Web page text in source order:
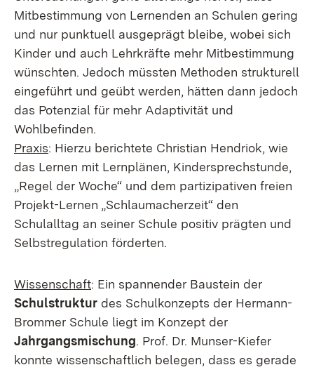
Mitbestimmung von Lernenden an Schulen gering
und nur punktuell ausgeprägt bleibe, wobei sich
Kinder und auch Lehrkräfte mehr Mitbestimmung
wünschten. Jedoch müssten Methoden strukturell
eingeführt und geübt werden, hätten dann jedoch
das Potenzial für mehr Adaptivität und
Wohlbefinden.
Praxis: Hierzu berichtete Christian Hendriok, wie
das Lernen mit Lernplänen, Kindersprechstunde,
„Regel der Woche“ und dem partizipativen freien
Projekt-Lernen „Schlaumacherzeit“ den
Schulalltag an seiner Schule positiv prägten und
Selbstregulation förderten.
Wissenschaft: Ein spannender Baustein der
Schulstruktur des Schulkonzepts der Hermann-
Brommer Schule liegt im Konzept der
Jahrgangsmischung. Prof. Dr. Munser-Kiefer
konnte wissenschaftlich belegen, dass es gerade